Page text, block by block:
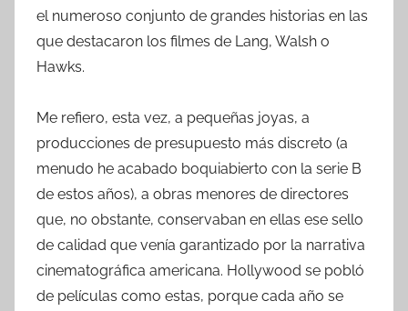
el numeroso conjunto de grandes historias en las
que destacaron los filmes de Lang, Walsh o
Hawks.
Me refiero, esta vez, a pequeñas joyas, a
producciones de presupuesto más discreto (a
menudo he acabado boquiabierto con la serie B
de estos años), a obras menores de directores
que, no obstante, conservaban en ellas ese sello
de calidad que venía garantizado por la narrativa
cinematográfica americana. Hollywood se pobló
de películas como estas, porque cada año se